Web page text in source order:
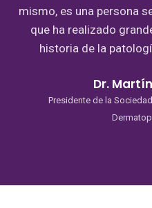
mismo, es una persona
que ha realizado
historia de la
Dr.
Presidente de la